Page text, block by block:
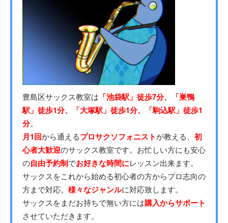
豊島区サックス教室は 「池袋駅」徒歩7分、「巣鴨
駅」徒歩1分、「大塚駅」徒歩1分、「駒込駅」徒歩1
分。
月1回から通えるプロサクソフォニストが教える、 初
心者大歓迎のサックス教室です。お忙しい方にも安心
の自由予約制でお好きな時間にレッスン出来ます。
サックスをこれから始める初心者の方からプロ志向の
方まで対応。 様々なジャンルに対応致します。
サックスをまだお持ちで無い方には購入からサポート
させていただきます。